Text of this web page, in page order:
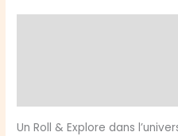
Un Roll & Explore dans